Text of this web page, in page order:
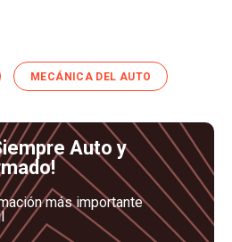
MECÁNICA DEL AUTO
Auto y
más importante